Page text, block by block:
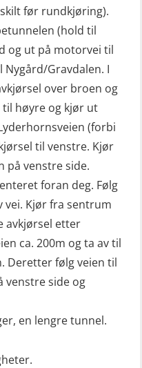
til FF48 inkl.
repetisjon
–
liten
– grunnleggende
liten
– repetisjon
liten
grunnleggende
båt (MOB)
skilt før rundkjøring).
(hold til
og ut på motorvei til
Gravdalen. I
over broen og
høyre og kjør ut
(forbi
til venstre. Kjør
på venstre side.
foran deg. Følg
vei. Kjør fra sentrum
avkjørsel etter
ca. 200m og ta av til
Deretter følg veien til
venstre side og
en lengre tunnel.